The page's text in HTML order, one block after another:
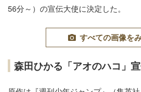
56分～）の宣伝大使に決定した。
すべての画像を
森田ひかる「アオのハコ」